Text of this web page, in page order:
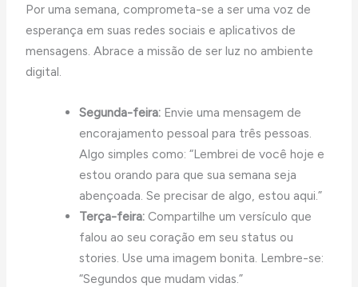
Por uma semana, comprometa-se a ser uma voz de
esperança em suas redes sociais e aplicativos de
mensagens. Abrace a missão de ser luz no ambiente
digital.
Segunda-feira:Envie uma mensagem de
encorajamento pessoal para três pessoas.
Algo simples como: “Lembrei de você hoje e
estou orando para que sua semana seja
abençoada. Se precisar de algo, estou aqui.”
Terça-feira:Compartilhe um versículo que
falou ao seu coração em seu status ou
stories. Use uma imagem bonita. Lembre-se:
“Segundos que mudam vidas.”